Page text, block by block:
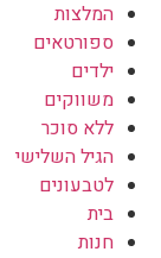
המלצות
ספורטאים
ילדים
משווקים
ללא סוכר
הגיל השלישי
לטבעונים
בית
חנות